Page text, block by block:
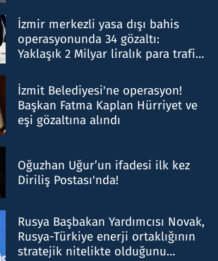
İzmir merkezli yasa dışı bahis
operasyonunda 34 gözaltı:
Yaklaşık 2 Milyar liralık para trafiği
İzmit Belediyesi'ne operasyon!
Başkan Fatma Kaplan Hürriyet ve
eşi gözaltına alındı
Oğuzhan Uğur’un ifadesi ilk kez
Diriliş Postası'nda!
Rusya Başbakan Yardımcısı Novak,
Rusya-Türkiye enerji ortaklığının
stratejik nitelikte olduğunu